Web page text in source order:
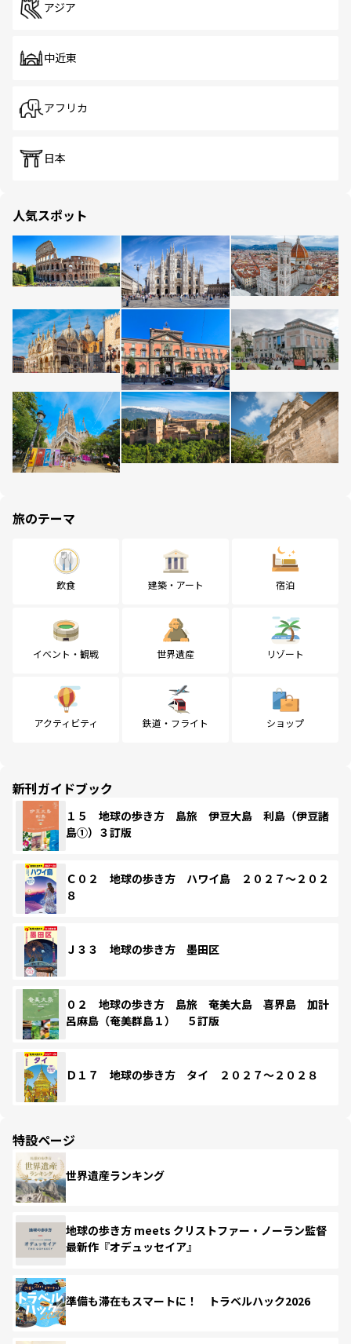
アジア
中近東
アフリカ
日本
人気スポット
旅のテーマ
飲食 建築・アート 宿泊
イベント・観戦 世界遺産 リゾート
アクティビティ 鉄道・フライト ショップ
新刊ガイドブック
１５ 地球の歩き方 島旅 伊豆大島 利島（伊豆諸
島①）３訂版
Ｃ０２ 地球の歩き方 ハワイ島 ２０２７～２０２
８
Ｊ３３ 地球の歩き方 墨田区
０２ 地球の歩き方 島旅 奄美大島 喜界島 加計
呂麻島（奄美群島１） ５訂版
Ｄ１７ 地球の歩き方 タイ ２０２７～２０２８
特設ページ
世界遺産ランキング
地球の歩き方 meets クリストファー・ノーラン監督
最新作『オデュッセイア』
準備も滞在もスマートに！ トラベルハック2026